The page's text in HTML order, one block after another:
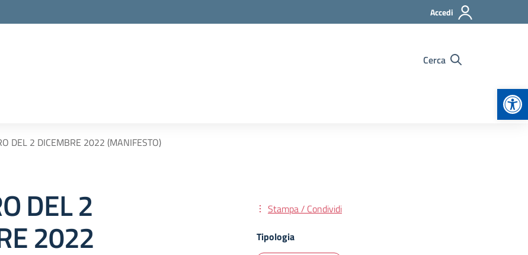
Accedi
Cerca
DEL 2 DICEMBRE 2022 (MANIFESTO)
DEL 2
2022
Stampa / Condividi
Tipologia